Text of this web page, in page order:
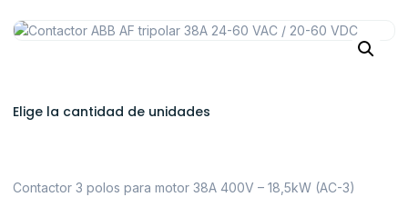
Elige la cantidad de unidades
Contactor 3 polos para motor 38A 400V – 18,5kW (AC-3)